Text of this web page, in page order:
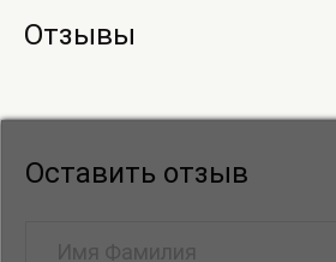
Отзывы
Оставить отзыв